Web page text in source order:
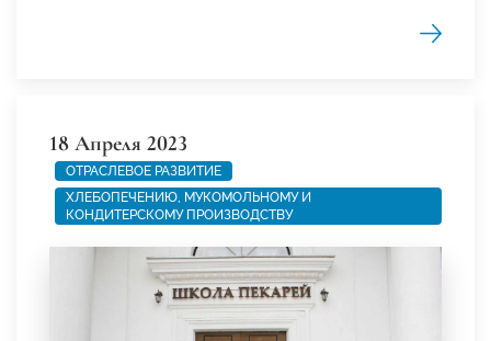
18 Апреля 2023
ОТРАСЛЕВОЕ РАЗВИТИЕ
ХЛЕБОПЕЧЕНИЮ, МУКОМОЛЬНОМУ И
КОНДИТЕРСКОМУ ПРОИЗВОДСТВУ